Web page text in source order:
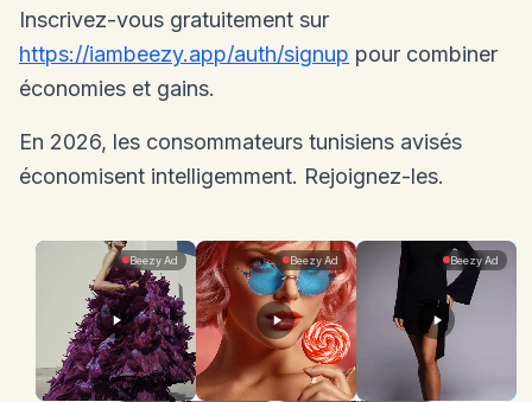
Inscrivez-vous gratuitement sur
https://iambeezy.app/auth/signup pour combiner
économies et gains.
En 2026, les consommateurs tunisiens avisés
économisent intelligemment. Rejoignez-les.